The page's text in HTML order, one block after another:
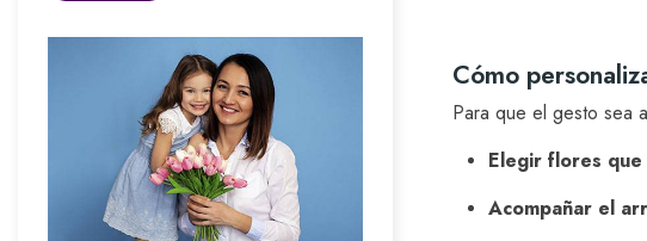
Cómo
Para que el gesto sea
Elegir flores
Acompañar el